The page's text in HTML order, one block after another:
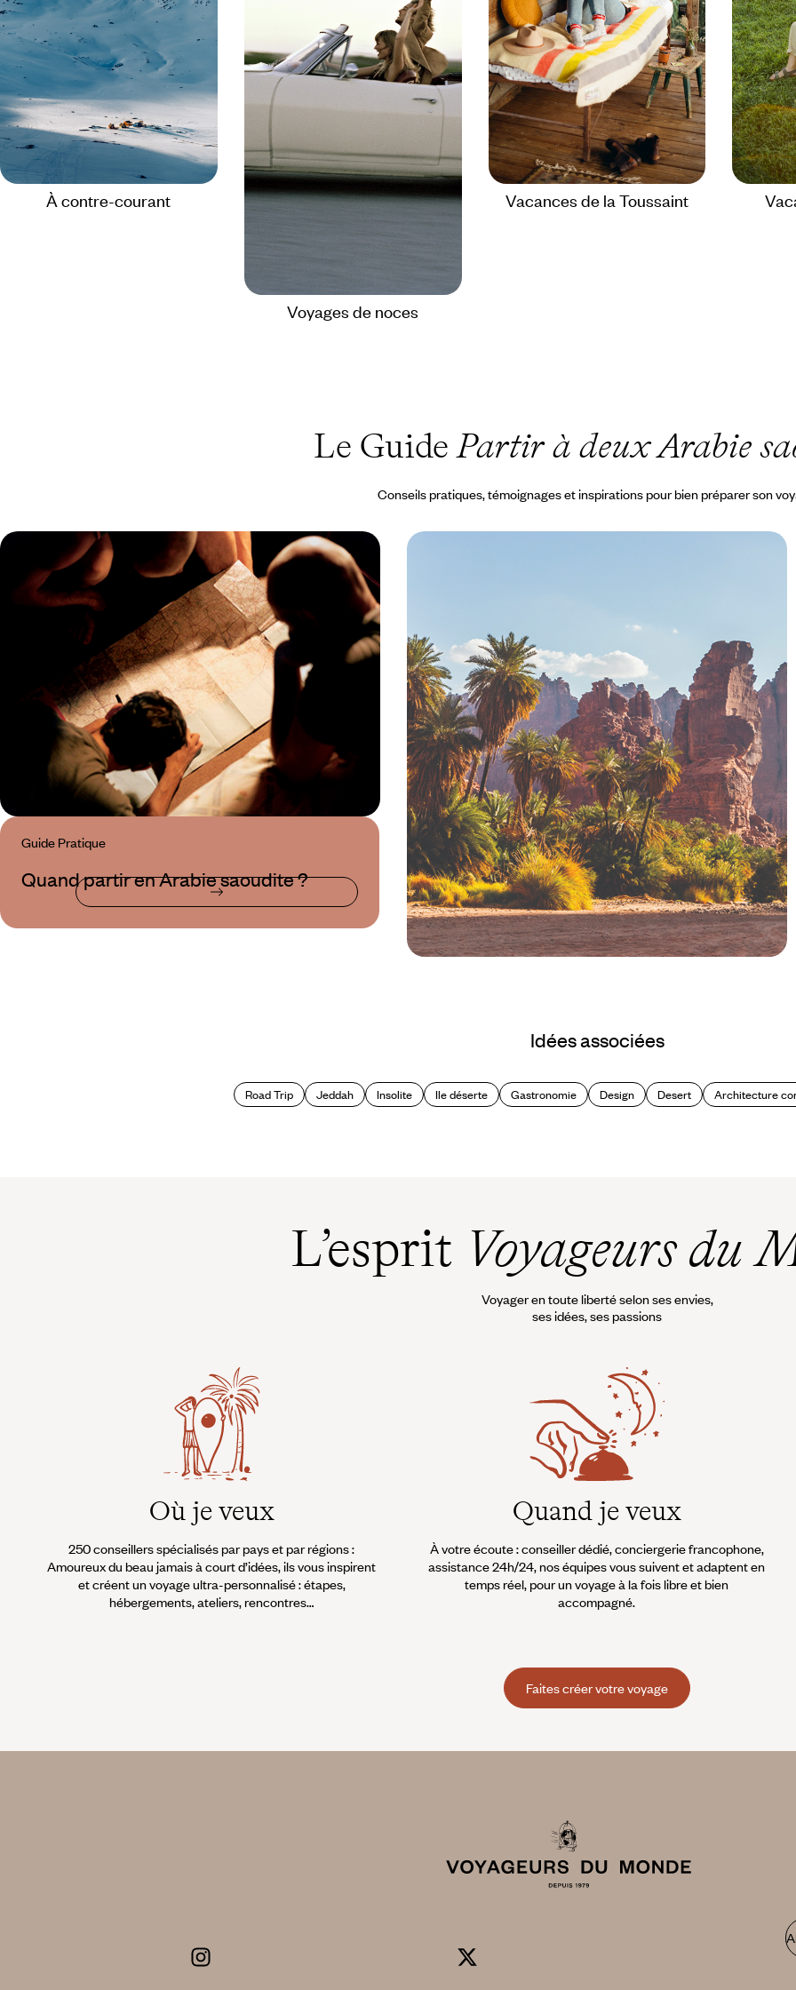
À contre-courant
Voyages de noces
Vacances de la Toussaint
Le GuidePartir à deux Arabie
Conseils pratiques, témoignages et inspirations pour bien préparer son
Guide Pratique
Quand partir en Arabie saoudite ?
wadis, entre roche et mirage
Idées associées
Road Trip Jeddah Insolite Ile déserte Gastronomie Design Desert Architecture
L’esprit Voyageurs du
Voyager en toute liberté selon ses envies,
ses idées, ses passions
Où je veux
250 conseillers spécialisés par pays et par régions :
Amoureux du beau jamais à court d’idées, ils vous inspirent
et créent un voyage ultra-personnalisé : étapes,
hébergements, ateliers, rencontres…
Quand je veux
À votre écoute : conseiller dédié, conciergerie francophone,
assistance 24h/24, nos équipes vous suivent et adaptent en
temps réel, pour un voyage à la fois libre et bien
accompagné.
Faites créer votre voyage